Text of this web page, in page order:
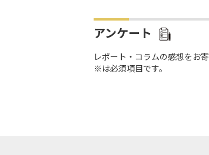
アンケート
レポート・コラムの感想をお
※は必須項目です。